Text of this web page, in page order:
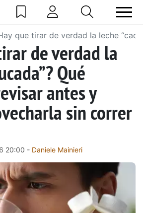
que tirar de verdad la leche
de verdad la
Qué
antes y
sin correr
20:00 - Daniele Mainieri